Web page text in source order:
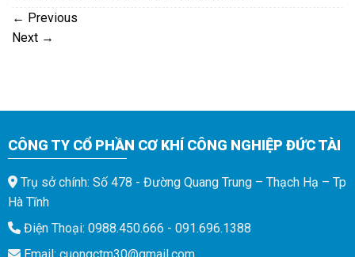
← Previous
Next →
CÔNG TY CỔ PHẦN CƠ KHÍ CÔNG NGHIỆP ĐỨC TÀI
Trụ sở chính: Số 478 - Đường Quang Trung – Thạch Hạ – Tp
Hà Tĩnh
Điện Thoại: 0988.450.666 - 091.696.1388